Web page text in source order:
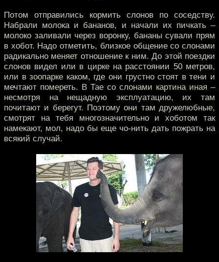
Потом отправились кормить слонов по соседству.
Набрали молока и бананов, и начали их пичкать –
молоко заливали через воронку, бананы сували прям
в хобот. Надо отметить, близкое общение со слонами
радикально меняет отношение к ним. До этой поездки
слонов видел или в цирке на расстоянии 50 метров,
или в зоопарке каком, где они грустно стоят в тени и
мечтают помереть. В Тае со слонами картина иная –
несмотря на нещадную эксплуатацию, их там
почитают и берегут. Поэтому они там дружелюбные,
смотрят на тебя многозначительно и хоботом так
намекают, мол, надо бы еще чо-нить дать пожрать на
всякий случай.